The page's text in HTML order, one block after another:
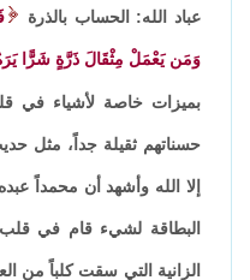
عباد الله: الحساب بالذرة
وَمَن يَعْمَلْ مِثْقَالَ ذَرَّةٍ شَرًّا
بميزات خاصة لأشياء في
حسناتهم ثقيلة جداً، مثل
إلا الله وأشهد أن محمداً
البطاقة لشيء قام في قلب
الزانية التي سقت كلباً من